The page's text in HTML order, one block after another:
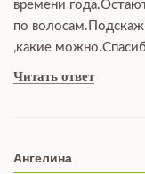
времени
по
,какие
Читать ответ
Ангелина